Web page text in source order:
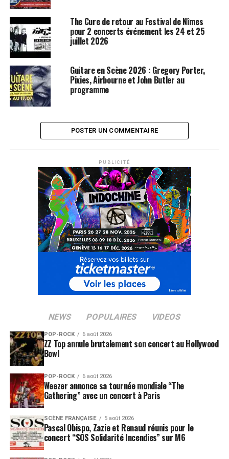
The Cure de retour au Festival de Nîmes
pour 2 concerts événement les 24 et 25
juillet 2026
Guitare en Scène 2026 : Gregory Porter,
Pixies, Airbourne et John Butler au
programme
POSTER UN COMMENTAIRE
PUBLICITÉ
NEWS POPULAIRES VIDEOS
POP-ROCK 6 août 2026
ZZ Top annule brutalement son concert au Hollywood
Bowl
POP-ROCK 6 août 2026
Weezer annonce sa tournée mondiale “The
Gathering” avec un concert à Paris
SCÈNE FRANÇAISE 5 août 2026
Pascal Obispo, Zazie et Renaud réunis pour le
concert “SOS Solidarité Incendies” sur M6